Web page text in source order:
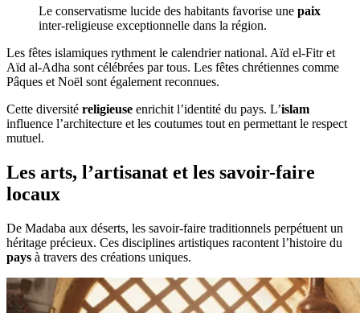
Le conservatisme lucide des habitants favorise une paix
inter-religieuse exceptionnelle dans la région.
Les fêtes islamiques rythment le calendrier national. Aïd el-Fitr et
Aïd al-Adha sont célébrées par tous. Les fêtes chrétiennes comme
Pâques et Noël sont également reconnues.
Cette diversité religieuse enrichit l’identité du pays. L’islam
influence l’architecture et les coutumes tout en permettant le respect
mutuel.
Les arts, l’artisanat et les savoir-faire
locaux
De Madaba aux déserts, les savoir-faire traditionnels perpétuent un
héritage précieux. Ces disciplines artistiques racontent l’histoire du
pays à travers des créations uniques.